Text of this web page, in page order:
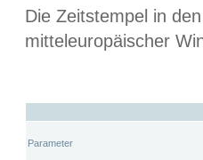
Die Zeitstempel in
mitteleuropäischer
Parameter